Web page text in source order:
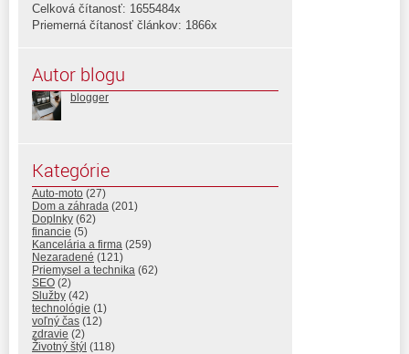
Celková čítanosť: 1655484x
Priemerná čítanosť článkov: 1866x
Autor blogu
blogger
Kategórie
Auto-moto (27)
Dom a záhrada (201)
Doplnky (62)
financie (5)
Kancelária a firma (259)
Nezaradené (121)
Priemysel a technika (62)
SEO (2)
Služby (42)
technológie (1)
voľný čas (12)
zdravie (2)
Životný štýl (118)